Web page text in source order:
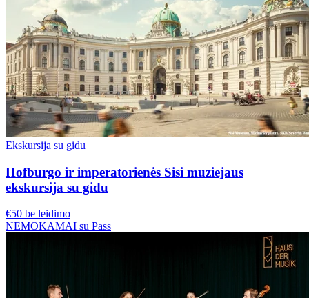
Ekskursija su gidu
Hofburgo ir imperatorienės Sisi muziejaus
ekskursija su gidu
€50 be leidimo
NEMOKAMAI su Pass